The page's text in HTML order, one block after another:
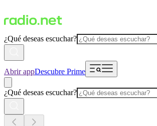
¿Qué deseas escuchar?
Abrir appDescubre Prime
¿Qué deseas escuchar?